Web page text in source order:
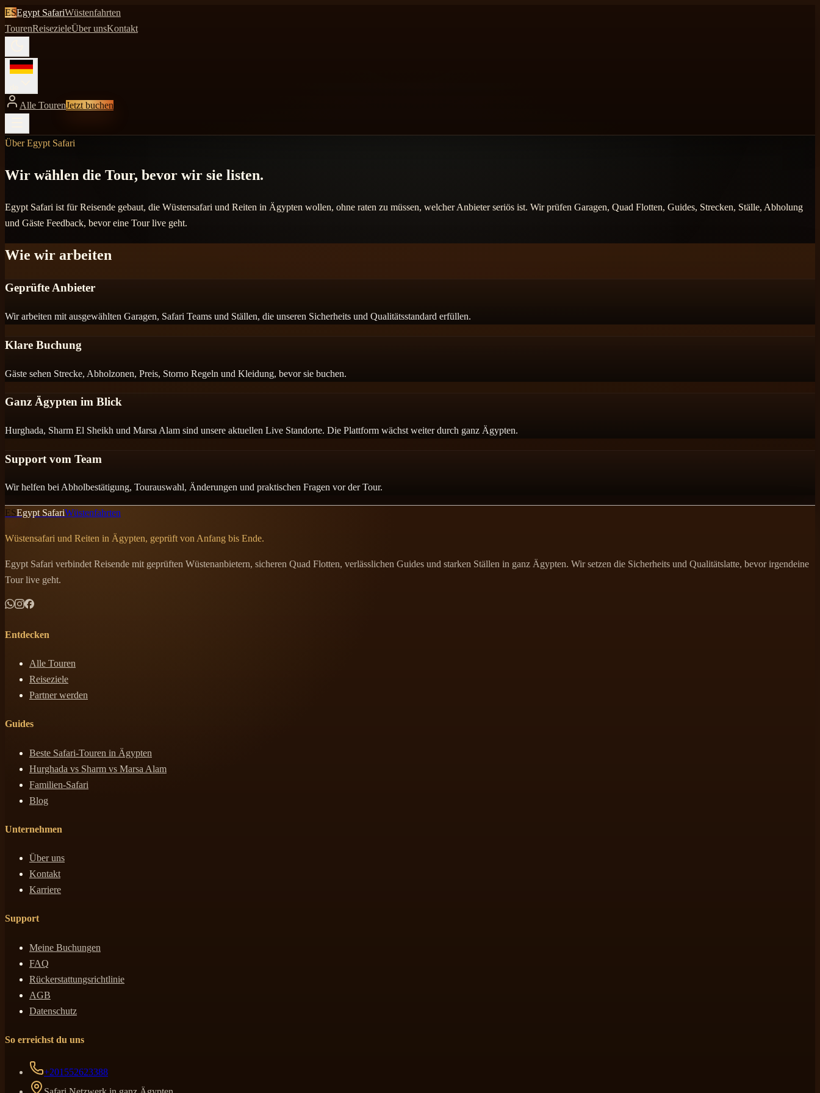
ESEgypt SafariWüstenfahrten
TourenReisezieleÜber unsKontakt
Alle TourenJetzt buchen
Über Egypt Safari
Wir wählen die Tour, bevor wir sie listen.
Egypt Safari ist für Reisende gebaut, die Wüstensafari und Reiten in Ägypten wollen, ohne raten zu müssen, welcher Anbieter seriös ist. Wir prüfen Garagen, Quad Flotten, Guides, Strecken, Ställe, Abholung
und Gäste Feedback, bevor eine Tour live geht.
Wie wir arbeiten
Geprüfte Anbieter
Wir arbeiten mit ausgewählten Garagen, Safari Teams und Ställen, die unseren Sicherheits und Qualitätsstandard erfüllen.
Klare Buchung
Gäste sehen Strecke, Abholzonen, Preis, Storno Regeln und Kleidung, bevor sie buchen.
Ganz Ägypten im Blick
Hurghada, Sharm El Sheikh und Marsa Alam sind unsere aktuellen Live Standorte. Die Plattform wächst weiter durch ganz Ägypten.
Support vom Team
Wir helfen bei Abholbestätigung, Tourauswahl, Änderungen und praktischen Fragen vor der Tour.
ESEgypt SafariWüstenfahrten
Wüstensafari und Reiten in Ägypten, geprüft von Anfang bis Ende.
Egypt Safari verbindet Reisende mit geprüften Wüstenanbietern, sicheren Quad Flotten, verlässlichen Guides und starken Ställen in ganz Ägypten. Wir setzen die Sicherheits und Qualitätslatte, bevor irgendeine
Tour live geht.
Entdecken
Alle Touren
Reiseziele
Partner werden
Guides
Beste Safari-Touren in Ägypten
Hurghada vs Sharm vs Marsa Alam
Familien-Safari
Blog
Unternehmen
Über uns
Kontakt
Karriere
Support
Meine Buchungen
FAQ
Rückerstattungsrichtlinie
AGB
Datenschutz
So erreichst du uns
+201552623388